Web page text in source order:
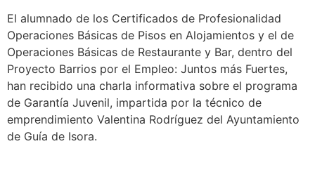
El alumnado de los Certificados de Profesionalidad
Operaciones Básicas de Pisos en Alojamientos y el de
Operaciones Básicas de Restaurante y Bar, dentro del
Proyecto Barrios por el Empleo: Juntos más Fuertes,
han recibido una charla informativa sobre el programa
de Garantía Juvenil, impartida por la técnico de
emprendimiento Valentina Rodríguez del Ayuntamiento
de Guía de Isora.